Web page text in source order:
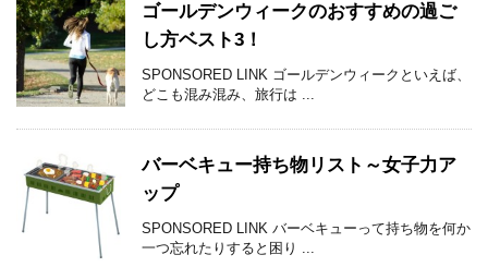
ゴールデンウィークのおすすめの過ご
し方ベスト3！
SPONSORED LINK ゴールデンウィークといえば、
どこも混み混み、旅行は ...
バーベキュー持ち物リスト～女子力ア
ップ
SPONSORED LINK バーベキューって持ち物を何か
一つ忘れたりすると困り ...